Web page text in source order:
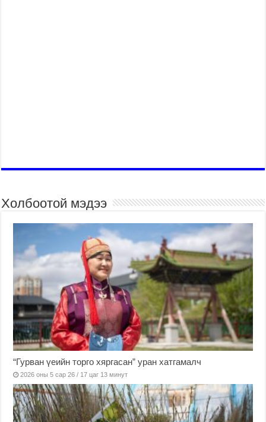
Холбоотой мэдээ
“Гурван үеийн торго хяргасан” уран хатгамалч
2026 оны 5 сар 26 / 17 цаг 13 минут